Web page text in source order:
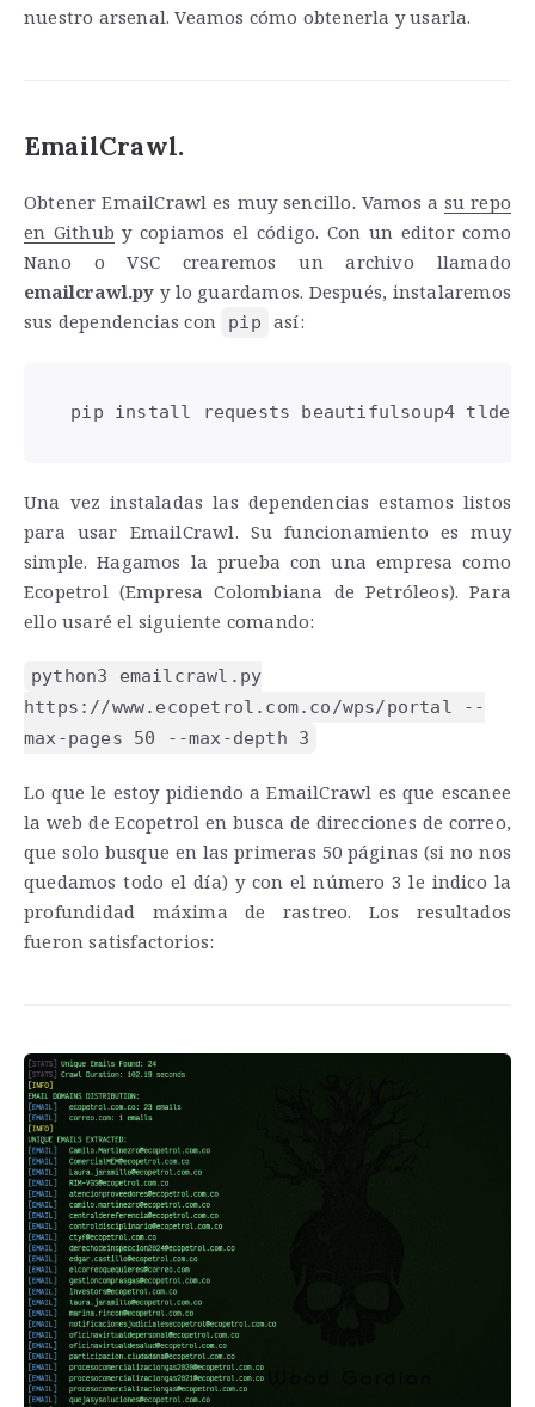
nuestro arsenal. Veamos cómo obtenerla y usarla.
EmailCrawl.
Obtener EmailCrawl es muy sencillo. Vamos a su repo
en Github y copiamos el código. Con un editor como
Nano o VSC crearemos un archivo llamado
emailcrawl.py y lo guardamos. Después, instalaremos
sus dependencias con
pip así:
pip install requests beautifulsoup4
Una vez instaladas las dependencias estamos listos
para usar EmailCrawl. Su funcionamiento es muy
simple. Hagamos la prueba con una empresa como
Ecopetrol (Empresa Colombiana de Petróleos). Para
ello usaré el siguiente comando:
python3 emailcrawl.py
https://www.ecopetrol.com.co/wps/portal --
max-pages 50 --max-depth 3
Lo que le estoy pidiendo a EmailCrawl es que escanee
la web de Ecopetrol en busca de direcciones de correo,
que solo busque en las primeras 50 páginas (si no nos
quedamos todo el día) y con el número 3 le indico la
profundidad máxima de rastreo. Los resultados
fueron satisfactorios: